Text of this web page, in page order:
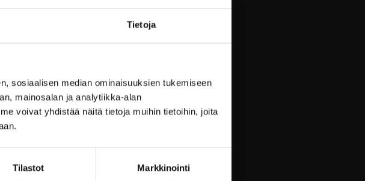
Tietoja
sosiaalisen median ominaisuuksien tukemiseen
mainosalan ja analytiikka-alan
voivat yhdistää näitä tietoja muihin tietoihin, joita
Tilastot Markkinointi
ja pikkelöityä fenkolia
kermainen sorsakastike
ja kristallisoitua valkosuklaata